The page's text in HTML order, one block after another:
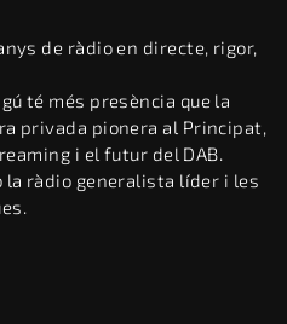
de ràdio en directe, rigor,
té més presència que la
privada pionera al Principat,
i el futur del DAB.
la ràdio generalista líder i les